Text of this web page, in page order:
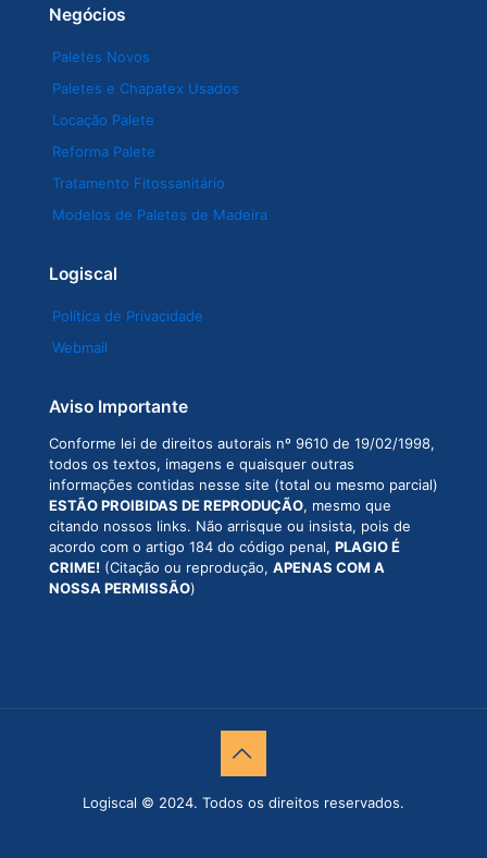
Negócios
Paletes Novos
Paletes e Chapatex Usados
Locação Palete
Reforma Palete
Tratamento Fitossanitário
Modelos de Paletes de Madeira
Logiscal
Política de Privacidade
Webmail
Aviso Importante
Conforme lei de direitos autorais nº 9610 de 19/02/1998,
todos os textos, imagens e quaisquer outras
informações contidas nesse site (total ou mesmo parcial)
ESTÃO PROIBIDAS DE REPRODUÇÃO, mesmo que
citando nossos links. Não arrisque ou insista, pois de
acordo com o artigo 184 do código penal, PLAGIO É
CRIME! (Citação ou reprodução, APENAS COM A
NOSSA PERMISSÃO)
Logiscal © 2024. Todos os direitos reservados.